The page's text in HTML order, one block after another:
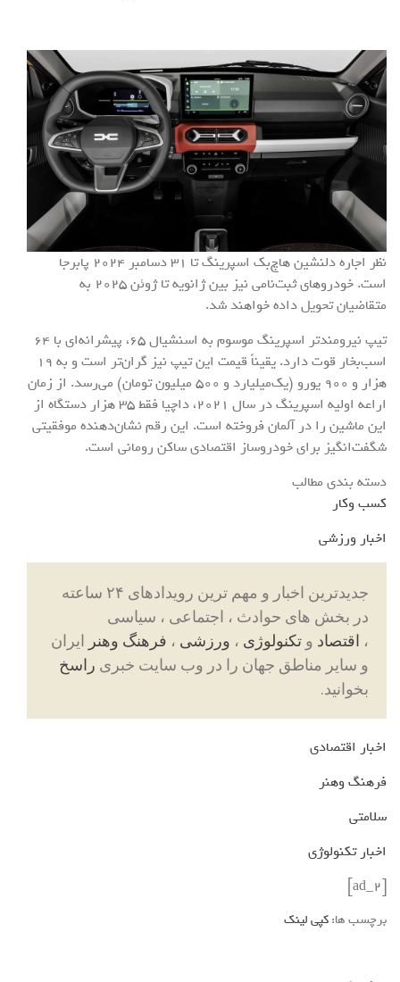
نظر اجاره دلنشین هاچ‌بک اسپرینگ تا 31 دسامبر 2024 پابرجا
است. خودروهای ثبت‌نامی نیز بین ژانویه تا ژوئن 2025 به
متقاضیان تحویل داده خواهند شد.
تیپ نیرومندتر اسپرینگ موسوم به اسنشیال 65، پیشرانه‌ای با 64
اسب‌بخار قوت دارد. یقیناً قیمت این تیپ نیز گران‌تر است و به 19
هزار و 900 یورو (یک‌میلیارد و 500 میلیون تومان) می‌رسد. از زمان
اراعه اولیه اسپرینگ در سال 2021، داچیا فقط 35 هزار دستگاه از
این ماشین را در آلمان فروخته است. این رقم نشان‌دهنده موفقیتی
شگفت‌انگیز برای خودروساز اقتصادی ساکن رومانی است.
دسته بندی مطالب
کسب وکار
اخبار ورزشی
جدیدترین اخبار و مهم ترین رویدادهای ۲۴ ساعته
در بخش های حوادث ، اجتماعی ، سیاسی
، اقتصاد و تکنولوژی ، ورزشی ، فرهنگ وهنر ایران
و سایر مناطق جهان را در وب سایت خبری راسخ
بخوانید.
اخبار اقتصادی
فرهنگ وهنر
سلامتی
اخبار تکنولوژی
[ad_2]
برچسب ها:کپی لینک